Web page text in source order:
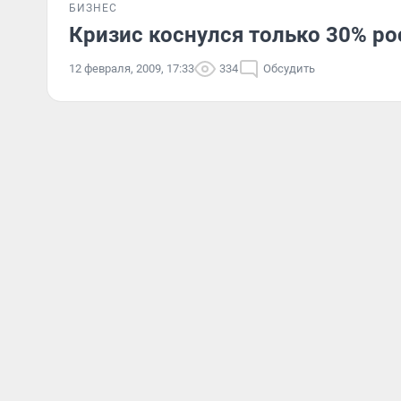
БИЗНЕС
Кризис коснулся только 30%
12 февраля, 2009, 17:33 334 Обсудить